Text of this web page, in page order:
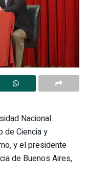
Nacional
de Ciencia y
y el presidente
de Buenos Aires,